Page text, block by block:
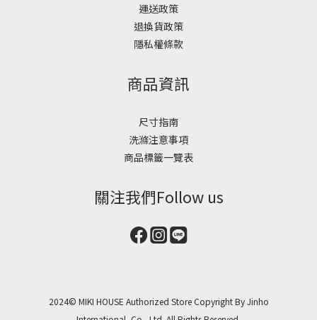
運送政策
退換貨政策
隱私權條款
商品資訊
尺寸指南
洗滌注意事項
商品標籤一覽表
關注我們Follow us
2024© MIKI HOUSE Authorized Store Copyright By Jinho